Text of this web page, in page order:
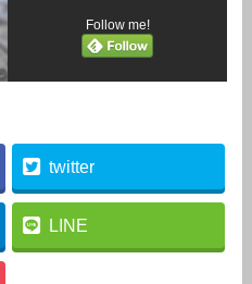
Follow me!
twitter
LINE